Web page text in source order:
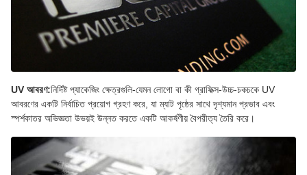
UV আবরণ:নির্দিষ্ট প্যাকেজিং ক্ষেত্রগুলি-যেমন লোগো বা কী গ্রাফিক্স-উচ্চ-চকচকে UV
আবরণের একটি নির্বাচিত প্রয়োগ গ্রহণ করে, যা ম্যাট পৃষ্ঠের সাথে দৃশ্যমান প্রভাব এবং
স্পর্শকাতর অভিজ্ঞতা উভয়ই উন্নত করতে একটি আকর্ষণীয় বৈপরীত্য তৈরি করে।